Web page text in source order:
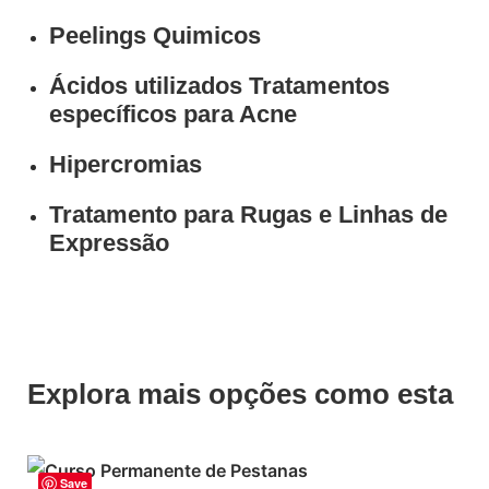
Peelings Quimicos
Ácidos utilizados Tratamentos
específicos para Acne
Hipercromias
Tratamento para Rugas e Linhas de
Expressão
Explora mais opções como esta
Save